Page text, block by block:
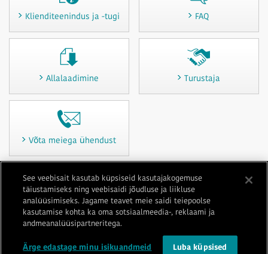
Klienditeenindus ja -tugi FAQ
Allalaadimine Turustaja
Võta meiega ühendust
Kasutustingimused Privaatsus Küpsiste poliitika
Võta meiega ühendust Jäljend
See veebisait kasutab küpsiseid kasutajakogemuse
täiustamiseks ning veebisaidi jõudluse ja liikluse
analüüsimiseks. Jagame teavet meie saidi teiepoolse
kasutamise kohta ka oma sotsiaalmeedia-, reklaami ja
andmeanalüüsipartneritega.
Ärge edastage minu isikuandmeid Luba küpsised